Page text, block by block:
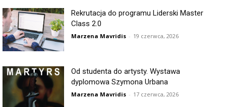
Rekrutacja do programu Liderski Master
Class 2.0
Marzena Mavridis - 19 czerwca, 2026
Od studenta do artysty. Wystawa
dyplomowa Szymona Urbana
Marzena Mavridis - 17 czerwca, 2026